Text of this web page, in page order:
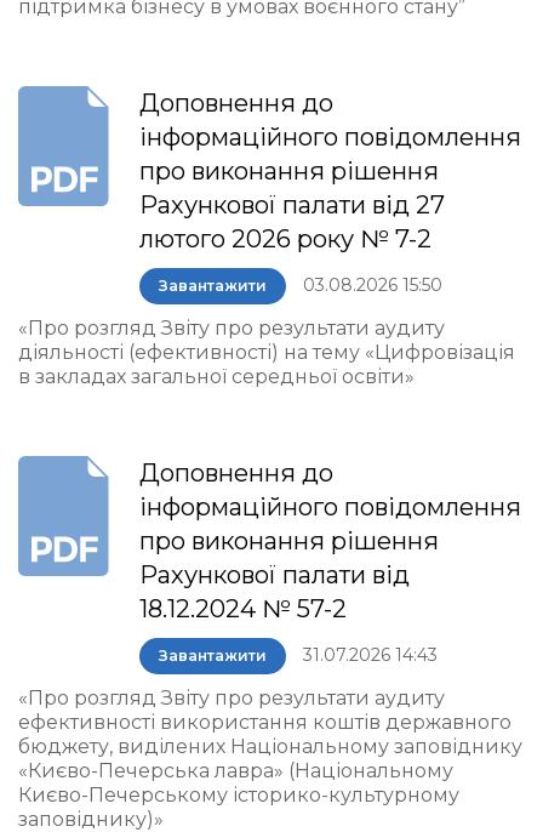
підтримка бізнесу в умовах воєнного стану”
Доповнення до
інформаційного повідомлення
про виконання рішення
Рахункової палати від 27
лютого 2026 року № 7-2
Завантажити 03.08.2026 15:50
«Про розгляд Звіту про результати аудиту
діяльності (ефективності) на тему «Цифровізація
в закладах загальної середньої освіти»
Доповнення до
інформаційного повідомлення
про виконання рішення
Рахункової палати від
18.12.2024 № 57-2
Завантажити 31.07.2026 14:43
«Про розгляд Звіту про результати аудиту
ефективності використання коштів державного
бюджету, виділених Національному заповіднику
«Києво-Печерська лавра» (Національному
Києво-Печерському історико-культурному
заповіднику)»